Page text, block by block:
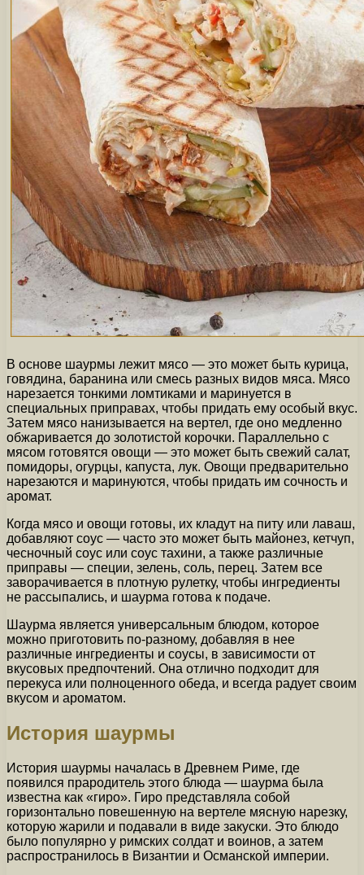
В основе шаурмы лежит мясо — это может быть курица,
говядина, баранина или смесь разных видов мяса. Мясо
нарезается тонкими ломтиками и маринуется в
специальных приправах, чтобы придать ему особый вкус.
Затем мясо нанизывается на вертел, где оно медленно
обжаривается до золотистой корочки. Параллельно с
мясом готовятся овощи — это может быть свежий салат,
помидоры, огурцы, капуста, лук. Овощи предварительно
нарезаются и маринуются, чтобы придать им сочность и
аромат.
Когда мясо и овощи готовы, их кладут на питу или лаваш,
добавляют соус — часто это может быть майонез, кетчуп,
чесночный соус или соус тахини, а также различные
приправы — специи, зелень, соль, перец. Затем все
заворачивается в плотную рулетку, чтобы ингредиенты
не рассыпались, и шаурма готова к подаче.
Шаурма является универсальным блюдом, которое
можно приготовить по-разному, добавляя в нее
различные ингредиенты и соусы, в зависимости от
вкусовых предпочтений. Она отлично подходит для
перекуса или полноценного обеда, и всегда радует своим
вкусом и ароматом.
История шаурмы
История шаурмы началась в Древнем Риме, где
появился прародитель этого блюда — шаурма была
известна как «гиро». Гиро представляла собой
горизонтально повешенную на вертеле мясную нарезку,
которую жарили и подавали в виде закуски. Это блюдо
было популярно у римских солдат и воинов, а затем
распространилось в Византии и Османской империи.